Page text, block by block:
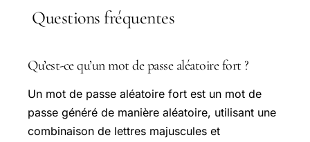
Questions fréquentes
Qu’est-ce qu’un mot de passe aléatoire fort ?
Un mot de passe aléatoire fort est un mot de
passe généré de manière aléatoire, utilisant une
combinaison de lettres majuscules et